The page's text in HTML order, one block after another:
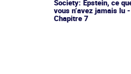
Society: Epstein, ce
vous n’avez jamais lu -
Chapitre 7